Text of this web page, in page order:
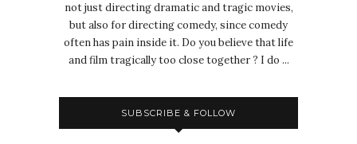
not just directing dramatic and tragic movies,
but also for directing comedy, since comedy
often has pain inside it. Do you believe that life
and film tragically too close together ? I do ...
SUBSCRIBE & FOLLOW